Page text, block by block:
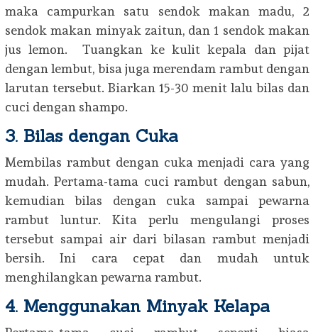
maka campurkan satu sendok makan madu, 2
sendok makan minyak zaitun, dan 1 sendok makan
jus lemon. Tuangkan ke kulit kepala dan pijat
dengan lembut, bisa juga merendam rambut dengan
larutan tersebut. Biarkan 15-30 menit lalu bilas dan
cuci dengan shampo.
3. Bilas dengan Cuka
Membilas rambut dengan cuka menjadi cara yang
mudah. Pertama-tama cuci rambut dengan sabun,
kemudian bilas dengan cuka sampai pewarna
rambut luntur. Kita perlu mengulangi proses
tersebut sampai air dari bilasan rambut menjadi
bersih. Ini cara cepat dan mudah untuk
menghilangkan pewarna rambut.
4. Menggunakan Minyak Kelapa